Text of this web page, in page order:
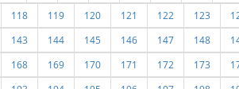
118 119 120 121 122 123
143 144 145 146 147 148
168 169 170 171 172 173